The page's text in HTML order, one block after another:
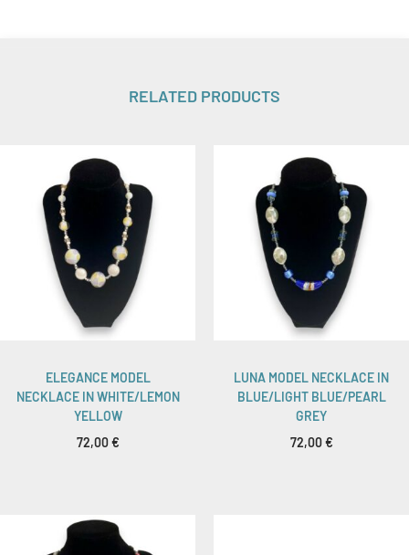
RELATED PRODUCTS
ELEGANCE MODEL
NECKLACE IN WHITE/LEMON
YELLOW
72,00€
LUNA MODEL NECKLACE IN
BLUE/LIGHT BLUE/PEARL
GREY
72,00€